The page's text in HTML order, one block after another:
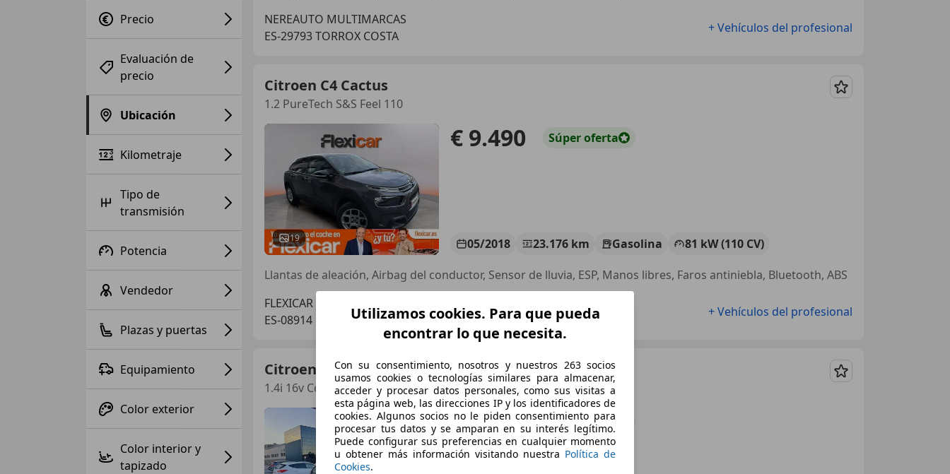
Precio
Evaluación de
precio
Ubicación
Kilometraje
Tipo de
transmisión
Potencia
Vendedor
Plazas y puertas
Equipamiento
Color exterior
Color interior y
tapizado
NEREAUTO MULTIMARCAS
ES-29793 TORROX COSTA
+ Vehículos del profesional
Citroen C4 Cactus
1.2 PureTech S&S Feel 110
Guardar
19
€ 9.490 Súperoferta
05/2018 23.176 km Gasolina
81 kW (110 CV)
Llantas de aleación, Airbag del conductor, Sensor de lluvia, ESP, Manos libres, Faros antiniebla, Bluetooth, ABS
FLEXICAR BADALONA - El Gorg
ES-08914 Badalona
+ Vehículos del profesional
Citroen C4
1.4i 16v Collection
Guardar
€ 3.500 Súperoferta
Utilizamos cookies. Para que pueda
encontrar lo que necesita.
Con su consentimiento, nosotros y nuestros 263 socios
usamos cookies o tecnologías similares para almacenar,
acceder y procesar datos personales, como sus visitas a
esta página web, las direcciones IP y los identificadores de
cookies. Algunos socios no le piden consentimiento para
procesar tus datos y se amparan en su interés legítimo.
Puede configurar sus preferencias en cualquier momento
u obtener más información visitando nuestra Política de
Cookies.